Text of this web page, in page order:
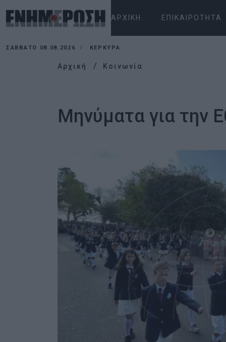
ΑΡΧΙΚΉ ΕΠΙΚΑΙΡΌΤΗΤΑ
ΣΆΒΒΑΤΟ 08.08.2026 ΚΕΡΚΥΡΑ
Αρχική Κοινωνία
Μηνύματα για την